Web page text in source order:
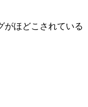
がほどこされている